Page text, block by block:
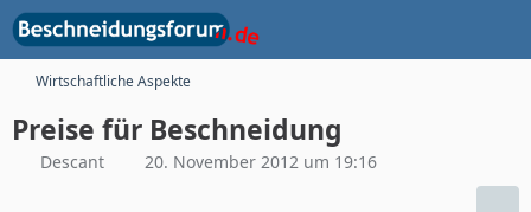
Wirtschaftliche Aspekte
Preise für Beschneidung
Descant 20. November 2012 um 19:16